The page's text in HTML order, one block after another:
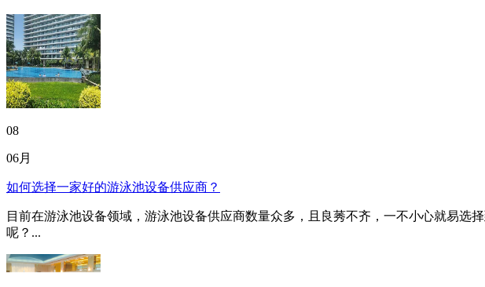
08
06月
如何选择一家好的游泳池设备供应商？
目前在游泳池设备领域，游泳池设备供应商数量众多，且良莠不齐，一不小心就易
呢？...